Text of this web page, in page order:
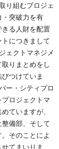
り組むプロジェ
突破力を有
きる人財を配置
につきまして
ェクトマネジメ
りまとめをし
つけていま
ー・シティプロ
ロジェクトマ
ていますが、
備部、そして
そのことによ
てまいりま